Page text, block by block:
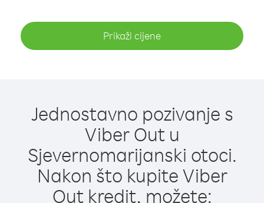
Prikaži cijene
Jednostavno pozivanje s
Viber Out u
Sjevernomarijanski otoci.
Nakon što kupite Viber
Out kredit, možete: